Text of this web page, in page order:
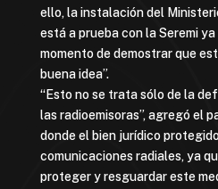
ello, la instalación del
está a prueba con la Seremi
momento de demostrar que
buena idea”.
“Esto no se trata sólo de la
las radioemisoras”, agregó el
donde el bien jurídico
comunicaciones radiales, ya
proteger y resguardar este